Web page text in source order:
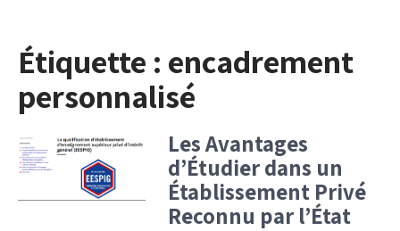
Étiquette : encadrement
personnalisé
Les Avantages
d’Étudier dans un
Établissement Privé
Reconnu par l’État